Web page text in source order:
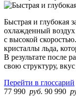
Быстрая и глубокая
охлажденный воздух
с высокой
кристаллы льда,
В результате после
свою структуру,
Перейти в глоссарий
77 990 руб. 90 990